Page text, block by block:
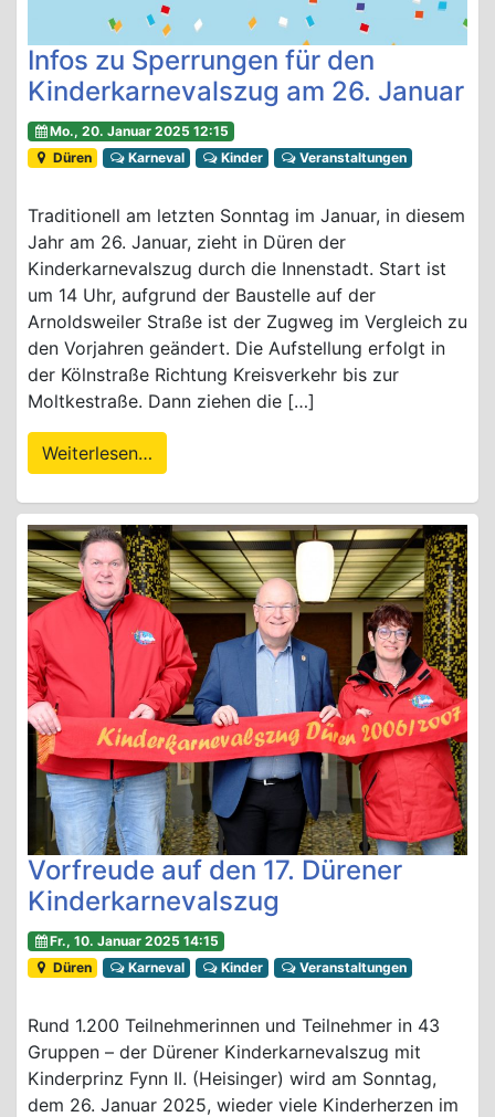
Infos zu Sperrungen für den
Kinderkarnevalszug am 26. Januar
Mo., 20. Januar 2025 12:15
Düren
Karneval Kinder Veranstaltungen
Traditionell am letzten Sonntag im Januar, in diesem
Jahr am 26. Januar, zieht in Düren der
Kinderkarnevalszug durch die Innenstadt. Start ist
um 14 Uhr, aufgrund der Baustelle auf der
Arnoldsweiler Straße ist der Zugweg im Vergleich zu
den Vorjahren geändert. Die Aufstellung erfolgt in
der Kölnstraße Richtung Kreisverkehr bis zur
Moltkestraße. Dann ziehen die […]
Weiterlesen…
Vorfreude auf den 17. Dürener
Kinderkarnevalszug
Fr., 10. Januar 2025 14:15
Düren
Karneval Kinder Veranstaltungen
Rund 1.200 Teilnehmerinnen und Teilnehmer in 43
Gruppen – der Dürener Kinderkarnevalszug mit
Kinderprinz Fynn II. (Heisinger) wird am Sonntag,
dem 26. Januar 2025, wieder viele Kinderherzen im